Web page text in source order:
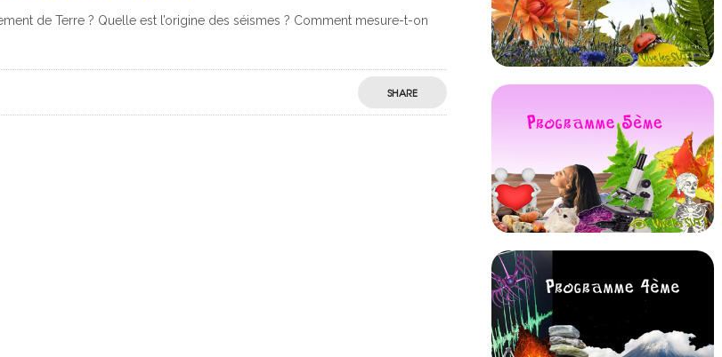
de Terre ? Quelle est l’origine des séismes ? Comment mesure-t-on
SHARE